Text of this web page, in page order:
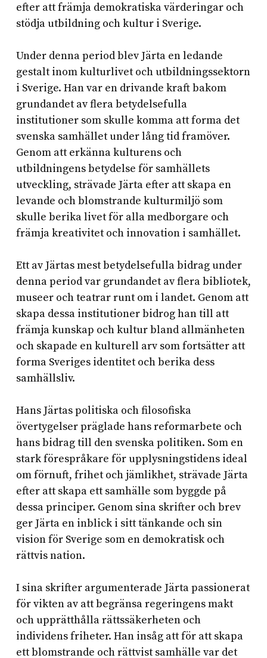
efter att främja demokratiska värderingar och
stödja utbildning och kultur i Sverige.
Under denna period blev Järta en ledande
gestalt inom kulturlivet och utbildningssektorn
i Sverige. Han var en drivande kraft bakom
grundandet av flera betydelsefulla
institutioner som skulle komma att forma det
svenska samhället under lång tid framöver.
Genom att erkänna kulturens och
utbildningens betydelse för samhällets
utveckling, strävade Järta efter att skapa en
levande och blomstrande kulturmiljö som
skulle berika livet för alla medborgare och
främja kreativitet och innovation i samhället.
Ett av Järtas mest betydelsefulla bidrag under
denna period var grundandet av flera bibliotek,
museer och teatrar runt om i landet. Genom att
skapa dessa institutioner bidrog han till att
främja kunskap och kultur bland allmänheten
och skapade en kulturell arv som fortsätter att
forma Sveriges identitet och berika dess
samhällsliv.
Hans Järtas politiska och filosofiska
övertygelser präglade hans reformarbete och
hans bidrag till den svenska politiken. Som en
stark förespråkare för upplysningstidens ideal
om förnuft, frihet och jämlikhet, strävade Järta
efter att skapa ett samhälle som byggde på
dessa principer. Genom sina skrifter och brev
ger Järta en inblick i sitt tänkande och sin
vision för Sverige som en demokratisk och
rättvis nation.
I sina skrifter argumenterade Järta passionerat
för vikten av att begränsa regeringens makt
och upprätthålla rättssäkerheten och
individens friheter. Han insåg att för att skapa
ett blomstrande och rättvist samhälle var det